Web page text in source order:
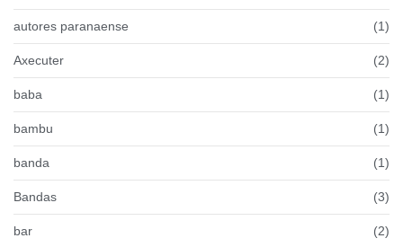
autores paranaense (1)
Axecuter (2)
baba (1)
bambu (1)
banda (1)
Bandas (3)
bar (2)